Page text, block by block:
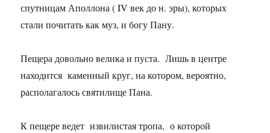
спутницам Аполлона ( IV век до н. эры), которых
стали почитать как муз, и богу Пану.
Пещера довольно велика и пуста. Лишь в центре
находится каменный круг, на котором, вероятно,
располагалось святилище Пана.
К пещере ведет извилистая тропа, о которой